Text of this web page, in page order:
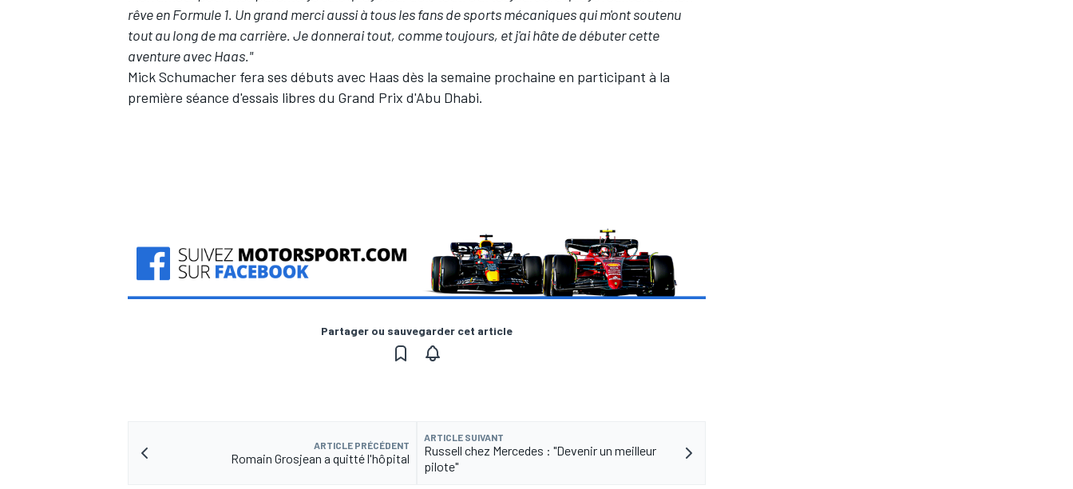
rêve en Formule 1. Un grand merci aussi à tous les fans de sports mécaniques qui m'ont soutenu
tout au long de ma carrière. Je donnerai tout, comme toujours, et j'ai hâte de débuter cette
aventure avec Haas."
Mick Schumacher fera ses débuts avec Haas dès la semaine prochaine en participant à la
première séance d'essais libres du Grand Prix d'Abu Dhabi.
Partager ou sauvegarder cet article
ARTICLE PRÉCÉDENT
Romain Grosjean a quitté l'hôpital
ARTICLE SUIVANT
Russell chez Mercedes : "Devenir un meilleur
pilote"